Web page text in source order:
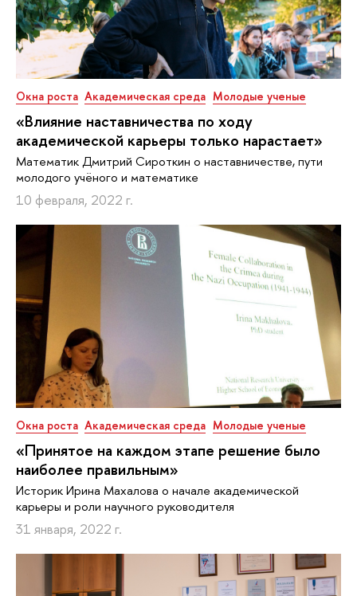
Окна роста Академическая среда Молодые ученые
«Влияние наставничества по ходу
академической карьеры только нарастает»
Математик Дмитрий Сироткин о наставничестве, пути
молодого учёного и математике
10 февраля, 2022 г.
Окна роста Академическая среда Молодые ученые
«Принятое на каждом этапе решение было
наиболее правильным»
Историк Ирина Махалова о начале академической
карьеры и роли научного руководителя
31 января, 2022 г.